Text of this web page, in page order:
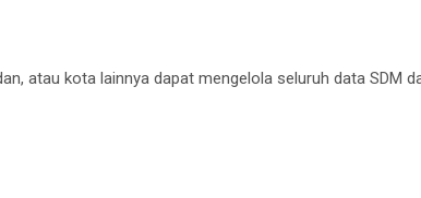
atau kota lainnya dapat mengelola seluruh data SDM